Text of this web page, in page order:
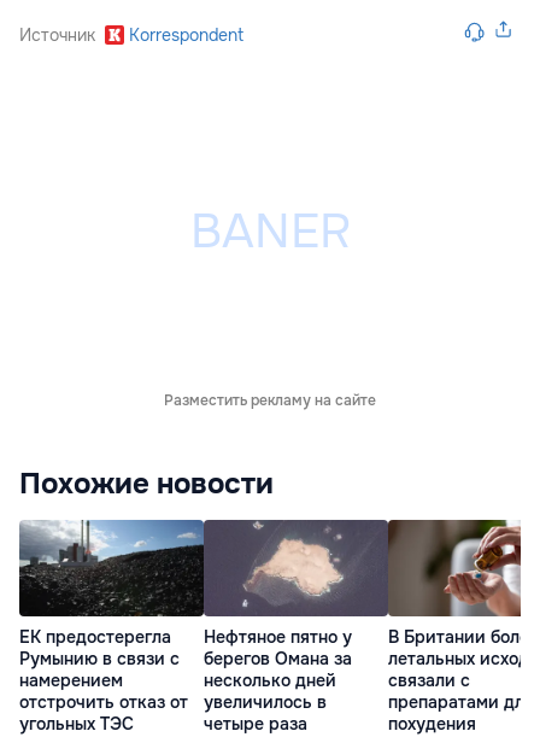
Источник Korrespondent
Разместить рекламу на сайте
Похожие новости
ЕК предостерегла
Румынию в связи с
намерением
отстрочить отказ от
угольных ТЭС
Нефтяное пятно у
берегов Омана за
несколько дней
увеличилось в
четыре раза
В Британии
летальных
связали с
препаратами для
похудения